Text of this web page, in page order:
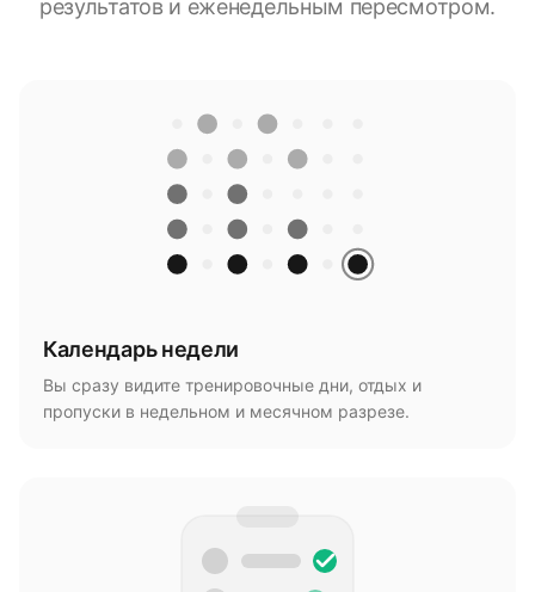
результатов и еженедельным пересмотром.
Календарь недели
Вы сразу видите тренировочные дни, отдых и
пропуски в недельном и месячном разрезе.